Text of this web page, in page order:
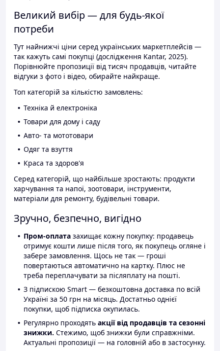
Великий вибір — для будь-якої
потреби
Тут найнижчі ціни серед українських маркетплейсів —
так кажуть самі покупці (дослідження Kantar, 2025).
Порівнюйте пропозиції від тисяч продавців, читайте
відгуки з фото і відео, обирайте найкраще.
Топ категорій за кількістю замовлень:
Техніка й електроніка
Товари для дому і саду
Авто- та мототовари
Одяг та взуття
Краса та здоров'я
Серед категорій, що найбільше зростають: продукти
харчування та напої, зоотовари, інструменти,
матеріали для ремонту, будівельні товари.
Зручно, безпечно, вигідно
Пром-оплата захищає кожну покупку: продавець
отримує кошти лише після того, як покупець огляне і
забере замовлення. Щось не так — гроші
повертаються автоматично на картку. Плюс не
треба переплачувати за післяплату на пошті.
З підпискою Smart — безкоштовна доставка по всій
Україні за 50 грн на місяць. Достатньо однієї
покупки, щоб підписка окупилась.
Регулярно проходять акції від продавців та сезонні
знижки. Стежимо, щоб знижки були справжніми.
Актуальні пропозиції — на головній або в застосунку.